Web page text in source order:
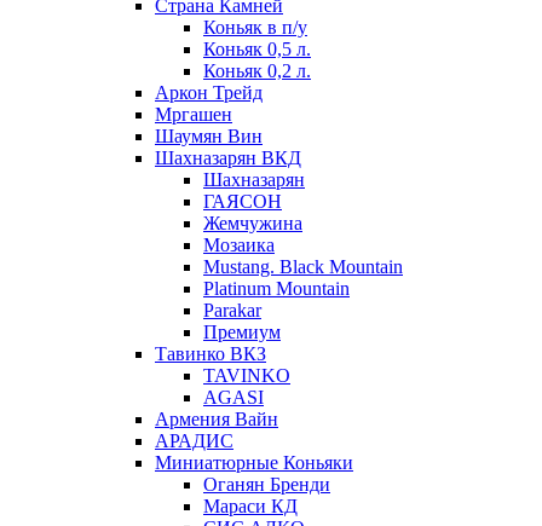
Страна Камней
Коньяк в п/у
Коньяк 0,5 л.
Коньяк 0,2 л.
Аркон Трейд
Мргашен
Шаумян Вин
Шахназарян ВКД
Шахназарян
ГАЯСОН
Жемчужина
Мозаика
Mustang. Black Mountain
Platinum Mountain
Parakar
Премиум
Тавинко ВКЗ
TAVINKO
AGASI
Армения Вайн
АРАДИС
Миниатюрные Коньяки
Оганян Бренди
Мараси КД